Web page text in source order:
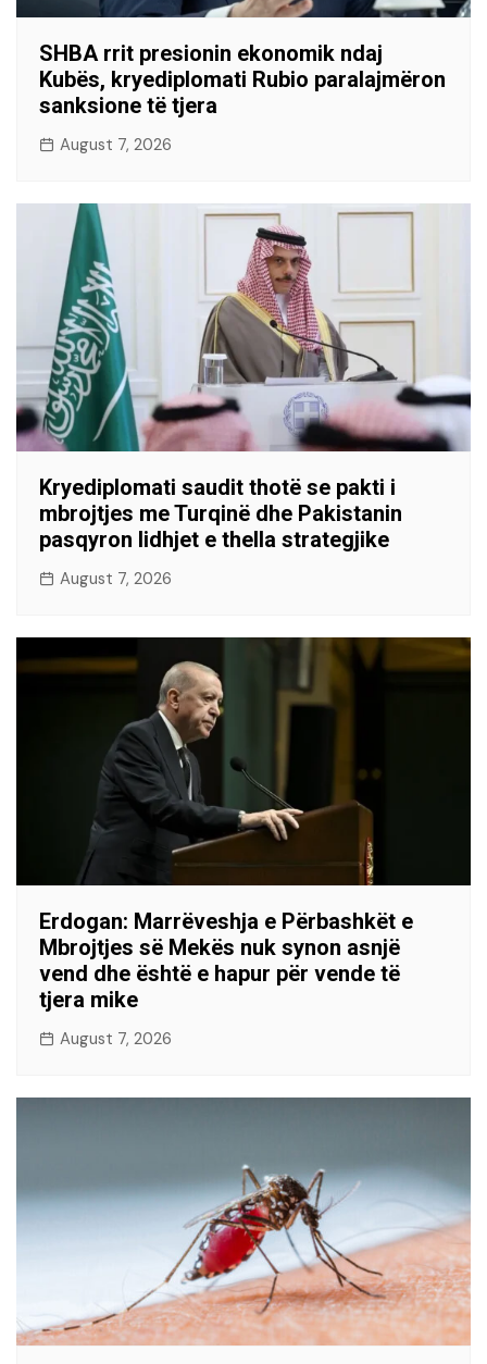
SHBA rrit presionin ekonomik ndaj
Kubës, kryediplomati Rubio paralajmëron
sanksione të tjera
August 7, 2026
Kryediplomati saudit thotë se pakti i
mbrojtjes me Turqinë dhe Pakistanin
pasqyron lidhjet e thella strategjike
August 7, 2026
Erdogan: Marrëveshja e Përbashkët e
Mbrojtjes së Mekës nuk synon asnjë
vend dhe është e hapur për vende të
tjera mike
August 7, 2026